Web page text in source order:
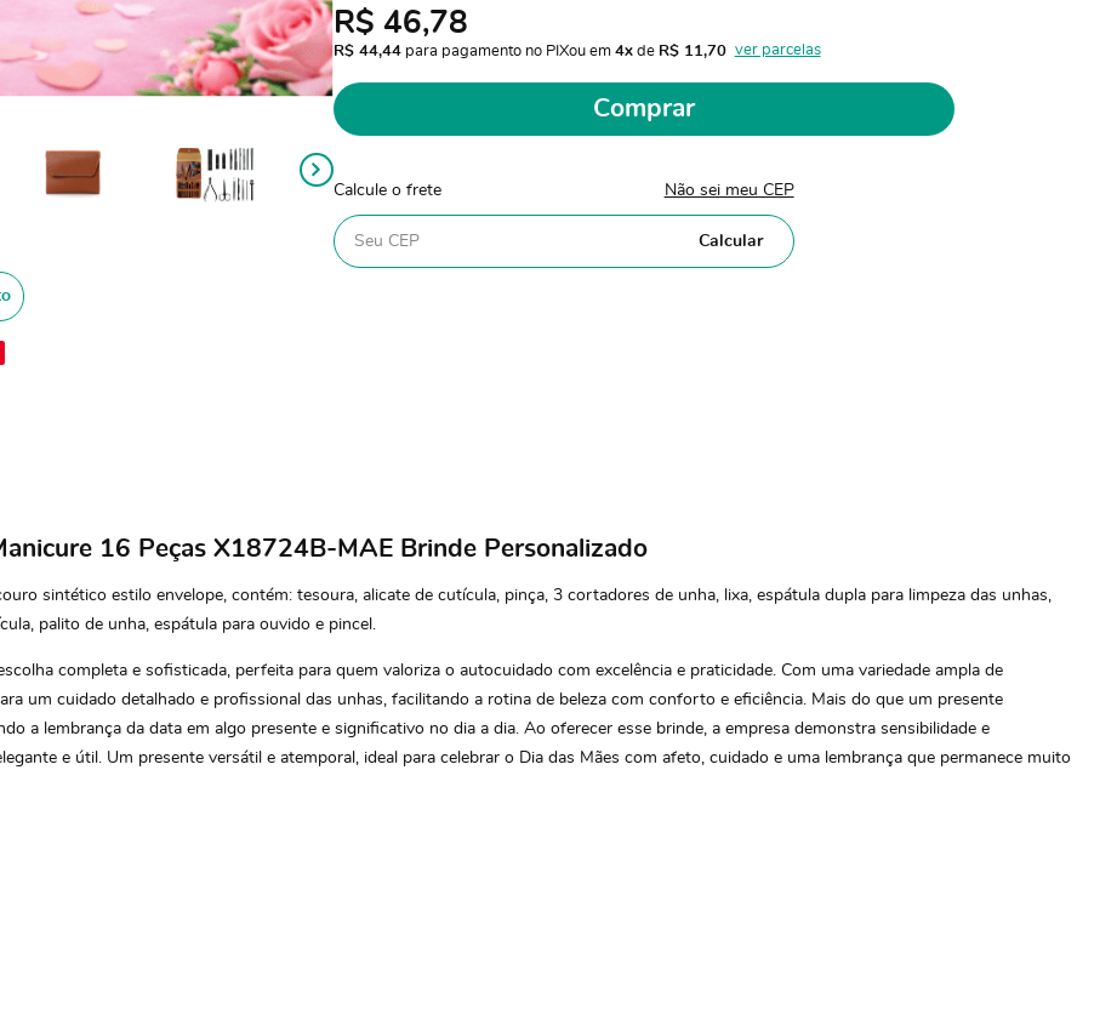
R$ 46,78
R$ 44,44 para pagamento no PIXou em 4x de R$ 11,70 ver parcelas
Comprar
Calcule o frete Não sei meu CEP
Calcular
16 Peças X18724B-MAE Brinde Personalizado
sintético estilo envelope, contém: tesoura, alicate de cutícula, pinça, 3 cortadores de unha, lixa, espátula dupla para limpeza das unhas,
palito de unha, espátula para ouvido e pincel.
completa e sofisticada, perfeita para quem valoriza o autocuidado com excelência e praticidade. Com uma variedade ampla de
um cuidado detalhado e profissional das unhas, facilitando a rotina de beleza com conforto e eficiência. Mais do que um presente
a lembrança da data em algo presente e significativo no dia a dia. Ao oferecer esse brinde, a empresa demonstra sensibilidade e
e útil. Um presente versátil e atemporal, ideal para celebrar o Dia das Mães com afeto, cuidado e uma lembrança que permanece muito